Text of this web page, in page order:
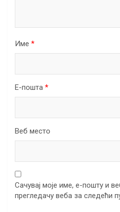
Име *
Е-пошта *
Веб место
Сачувај моје име, е-пошту и
прегледачу веба за следећи